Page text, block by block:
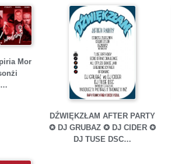
Mor
DŹWIĘKZŁAM AFTER PARTY
✪ DJ GRUBAZ ✪ DJ CIDER ✪
DJ TUSE DSC…